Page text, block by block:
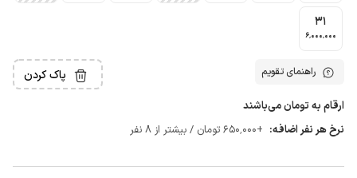
31
6٬000٬000
راهنمای تقویم پاک کردن
ارقام به تومان می‌باشند
نرخ هر نفر اضافه: +650٬000 تومان / بیشتر از 8 نفر